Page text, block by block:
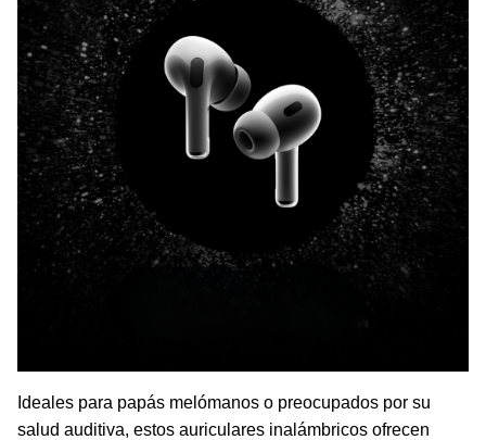
Ideales para papás melómanos o preocupados por su
salud auditiva, estos auriculares inalámbricos ofrecen